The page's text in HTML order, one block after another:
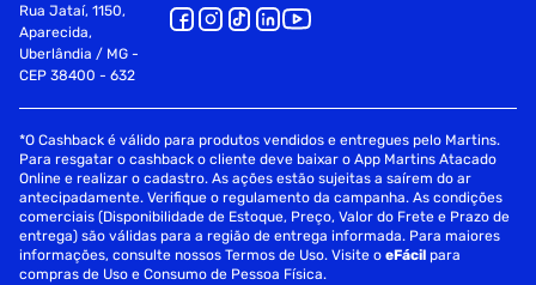
Rua Jataí, 1150,
Aparecida,
Uberlândia / MG -
CEP 38400 - 632
*O Cashback é válido para produtos vendidos e entregues pelo Martins.
Para resgatar o cashback o cliente deve baixar o App Martins Atacado
Online e realizar o cadastro. As ações estão sujeitas a saírem do ar
antecipadamente. Verifique o regulamento da campanha. As condições
comerciais (Disponibilidade de Estoque, Preço, Valor do Frete e Prazo de
entrega) são válidas para a região de entrega informada. Para maiores
informações, consulte nossos Termos de Uso. Visite oeFácil para
compras de Uso e Consumo de Pessoa Física.